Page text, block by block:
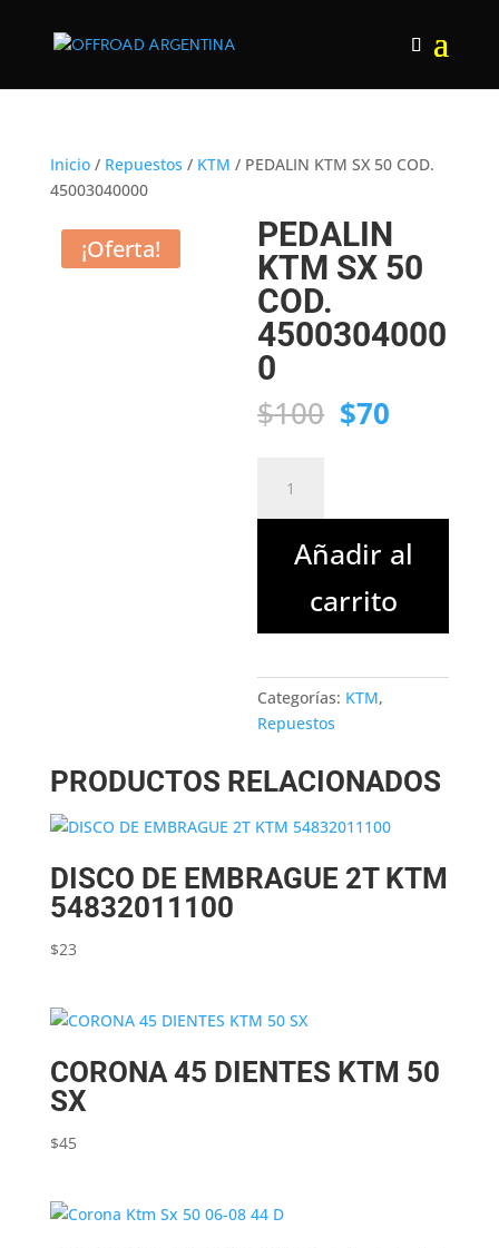
Inicio/ Repuestos / KTM / PEDALIN KTM SX 50 COD.
45003040000
¡Oferta!
PEDALIN
KTM SX 50
COD.
4500304000
0
$100 El
precio
$100.
$70
$70.
SX
COD.
45003040000
Añadir al
carrito
Categorías: KTM,
Repuestos
PRODUCTOS RELACIONADOS
DISCO DE EMBRAGUE 2T KTM
54832011100
$23
CORONA 45 DIENTES KTM 50
SX
$45